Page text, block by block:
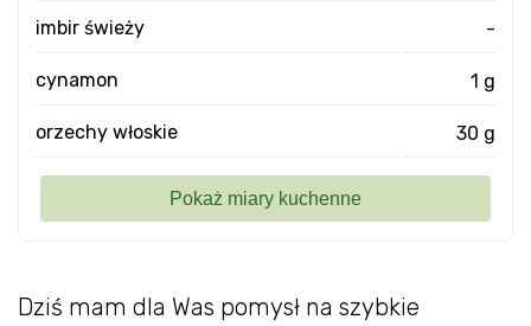
Dziś mam dla Was pomysł na szybkie
imbir świeży -
cynamon 1 g
orzechy włoskie 30 g